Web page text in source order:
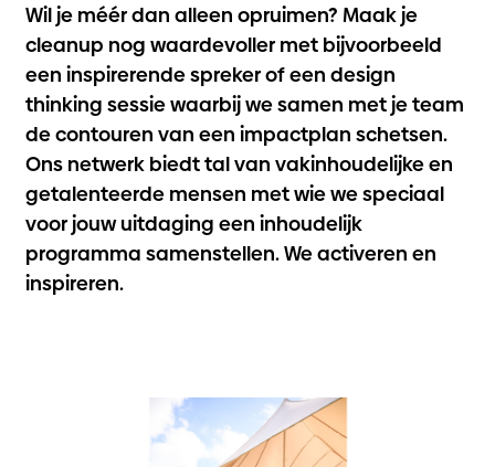
Wil je méér dan alleen opruimen? Maak je
cleanup nog waardevoller met bijvoorbeeld
een inspirerende spreker of een design
thinking sessie waarbij we samen met je team
de contouren van een impactplan schetsen.
Ons netwerk biedt tal van vakinhoudelijke en
getalenteerde mensen met wie we speciaal
voor jouw uitdaging een inhoudelijk
programma samenstellen. We activeren en
inspireren.